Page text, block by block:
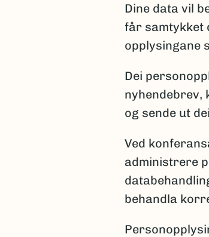
Dine data vil
får samtykket
opplysingane
Dei
nyhendebrev,
og sende ut
Ved
administrere
behandla